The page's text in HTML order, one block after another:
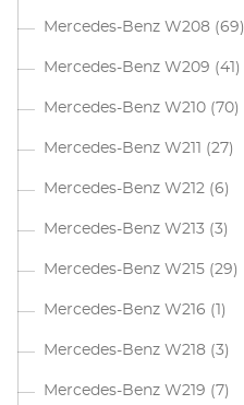
Mercedes-Benz W208 (69)
Mercedes-Benz W209 (41)
Mercedes-Benz W210 (70)
Mercedes-Benz W211 (27)
Mercedes-Benz W212 (6)
Mercedes-Benz W213 (3)
Mercedes-Benz W215 (29)
Mercedes-Benz W216 (1)
Mercedes-Benz W218 (3)
Mercedes-Benz W219 (7)